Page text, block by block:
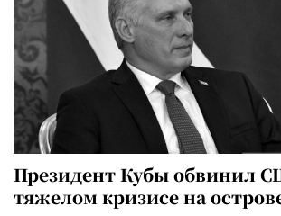
Президент Кубы обвинил
тяжелом кризисе на